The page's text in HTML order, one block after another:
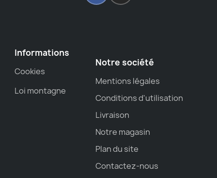
Informations
Cookies
Loi montagne
Notre société
Mentions légales
Conditions d'utilisation
Livraison
Notre magasin
Plan du site
Contactez-nous